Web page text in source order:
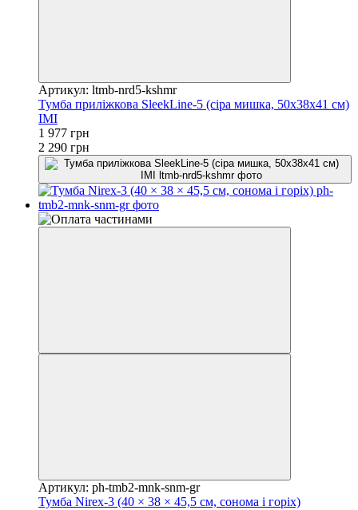
Артикул: ltmb-nrd5-kshmr
Тумба приліжкова SleekLine-5 (сіра мишка, 50x38x41 см)
IMI
1 977 грн
2 290 грн
Артикул: ph-tmb2-mnk-snm-gr
Тумба Nirex-3 (40 × 38 × 45,5 см, сонома і горіх)